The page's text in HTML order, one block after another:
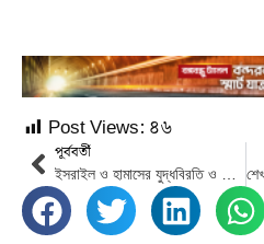
Post Views: ৪৬
পূর্ববর্তী
ইসরাইল ও হামাসের যুদ্ধবিরতি ও জিম্মি মুক্তি চুক্তি ঘোষিত